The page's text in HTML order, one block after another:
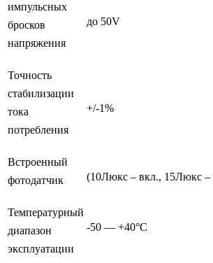
импульсных
бросков
напряжения
до 50V
Точность
стабилизации
тока
потребления
+/-1%
Встроенный
фотодатчик
(10Люкс – вкл., 15Люкс –
Температурный
диапазон
эксплуатации
-50 — +40°С